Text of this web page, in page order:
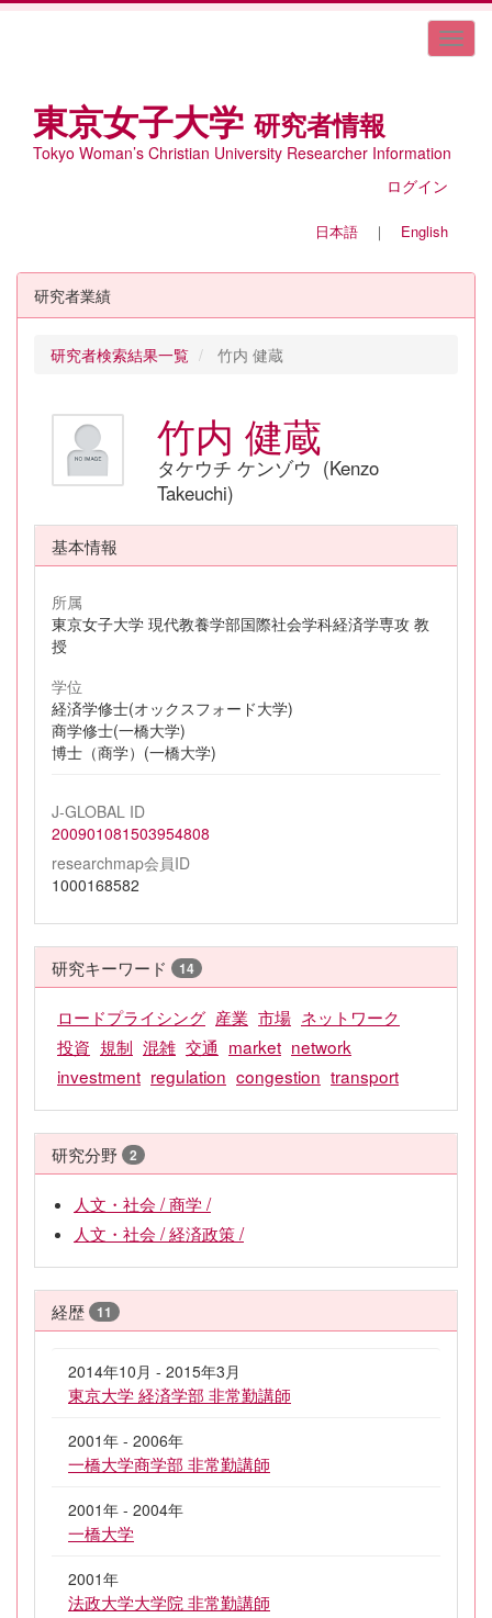
東京女子大学 研究者情報
Tokyo Woman’s Christian University Researcher Information
ログイン
日本語 ｜ English
研究者業績
研究者検索結果一覧 竹内 健蔵
竹内 健蔵
タケウチ ケンゾウ (Kenzo
Takeuchi)
基本情報
所属
東京女子大学 現代教養学部国際社会学科経済学専攻 教
授
学位
経済学修士(オックスフォード大学)
商学修士(一橋大学)
博士（商学）(一橋大学)
J-GLOBAL ID
200901081503954808
researchmap会員ID
1000168582
研究キーワード 14
ロードプライシング 産業 市場 ネットワーク
投資 規制 混雑 交通 market network
investment regulation congestion transport
研究分野 2
人文・社会 / 商学 /
人文・社会 / 経済政策 /
経歴 11
2014年10月 - 2015年3月
東京大学 経済学部 非常勤講師
2001年 - 2006年
一橋大学商学部 非常勤講師
2001年 - 2004年
一橋大学
2001年
法政大学大学院 非常勤講師